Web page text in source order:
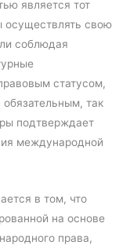
является тот
осуществлять свою
соблюдая
статусом,
так
подтверждает
международной
в том, что
на основе
права,